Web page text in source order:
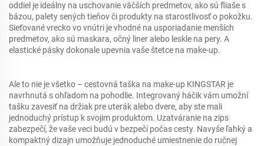
oddiel je ideálny na uschovanie väčších predmetov, ako sú fliaše s
bázou, palety sených tieňov či produkty na starostlivosť o pokožku.
Sieťované vrecko vo vnútri je vhodné na usporiadanie menších
predmetov, ako sú maskara, očný liner alebo leskle na pery. A
elastické pásky dokonale upevnia vaše štetce na make-up.
Ale to nie je všetko – cestovná taška na make-up KINGSTAR je
navrhnutá s ohľadom na pohodlie. Integrovaný háčik vám umožní
tašku zavesiť na držiak pre uterák alebo dvere, aby ste mali
jednoduchý prístup k svojim produktom. Uzatváranie na zips
zabezpečí, že vaše veci budú v bezpečí počas cesty. Navyše ľahký a
kompaktný dizajn umožňuje jednoduché umiestnenie do ručnej